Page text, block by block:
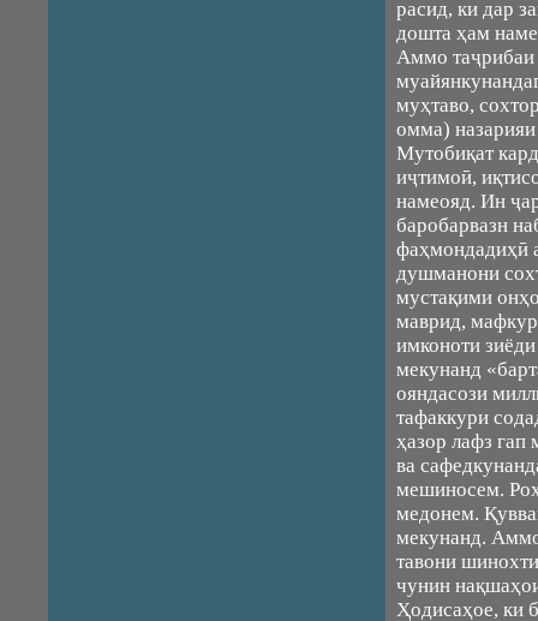
расид, ки дар
дошта ҳам
Аммо таҷрибаи
муҳтаво,
омма) назарияи
Мутобиқат
иҷтимоӣ,
намеояд. Ин
баробарвазн
фаҳмондадиҳӣ
душманони
мустақими
маврид,
имконоти
мекунанд
ояндасози
тафаккури
ҳазор лафз гап
ва
мешиносем.
медонем.
мекунанд.
тавони
чунин
Ҳодисаҳое, ки